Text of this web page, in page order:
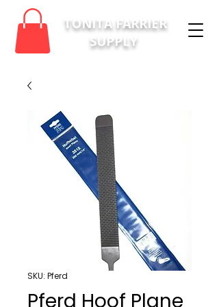
TONITA FARRIER
SUPPLY
SKU: Pferd
Pferd Hoof Plane